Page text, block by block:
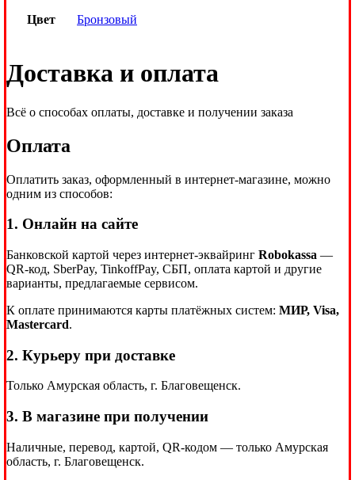
Цвет Бронзовый
Доставка и оплата
Всё о способах оплаты, доставке и получении заказа
Оплата
Оплатить заказ, оформленный в интернет-магазине, можно
одним из способов:
1. Онлайн на сайте
Банковской картой через интернет-эквайринг Robokassa —
QR-код, SberPay, TinkoffPay, СБП, оплата картой и другие
варианты, предлагаемые сервисом.
К оплате принимаются карты платёжных систем: МИР, Visa,
Mastercard.
2. Курьеру при доставке
Только Амурская область, г. Благовещенск.
3. В магазине при получении
Наличные, перевод, картой, QR-кодом — только Амурская
область, г. Благовещенск.